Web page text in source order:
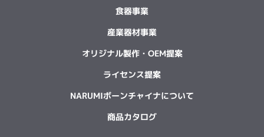
食器事業
産業器材事業
オリジナル製作・OEM提案
ライセンス提案
NARUMIボーンチャイナについて
商品カタログ